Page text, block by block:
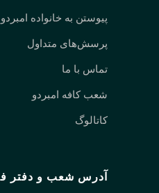
پیوستن به خانواده امبردو
پرسش‌های متداول
تماس با ما
شعب کافه امبردو
کاتالوگ
آدرس شعب و دفتر